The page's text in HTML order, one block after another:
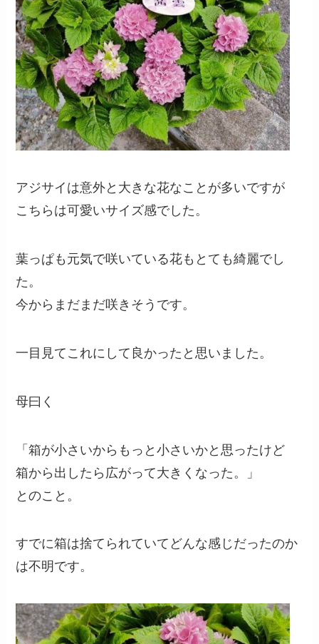
アジサイは意外と大きな花なことが多いですが
こちらは可愛いサイズ感でした。
葉っぱも元気で咲いている花もとても綺麗でし
た。
今からまだまだ咲きそうです。
一目見てこれにして良かったと思いました。
母曰く
「箱が小さいからもっと小さいかと思ったけど
箱から出したら広がって大きくなった。」
とのこと。
すでに箱は捨てられていてどんな感じだったのか
は不明です。